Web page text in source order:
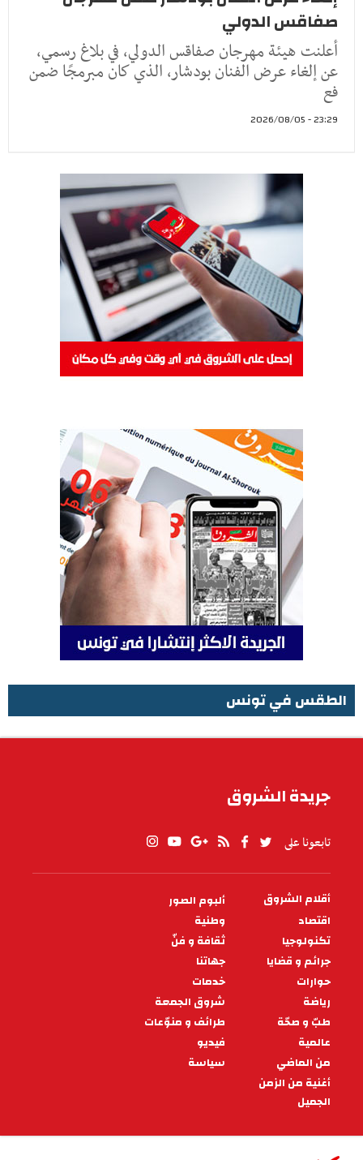
صفاقس الدولي
أعلنت هيئة مهرجان صفاقس الدولي، في بلاغ رسمي،
عن إلغاء عرض الفنان بودشار، الذي كان مبرمجًا ضمن
فع
23:29 - 2026/08/05
الطقس في تونس
جريدة الشروق
تابعونا على
PIED
DE
PAGE
أقلام الشروق
ألبوم الصور
اقتصاد
وطنية
تكنولوجيا
ثقافة و فنّ
جرائم و قضايا
جهاتنا
حوارات
خدمات
رياضة
شروق الجمعة
طبّ و صحّة
طرائف و منوّعات
عالمية
فيديو
من الماضي
سياسة
أغنية من الزمن
الجميل